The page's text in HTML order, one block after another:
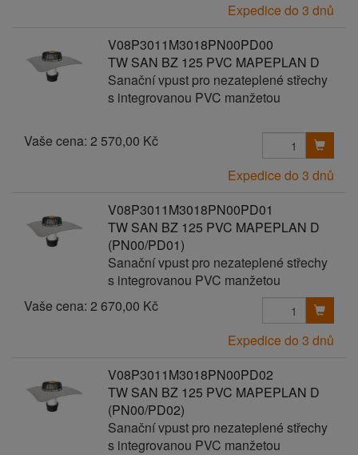
Expedice do 3 dnů
V08P3011M3018PN00PD00
TW SAN BZ 125 PVC MAPEPLAN D
Sanační vpust pro nezateplené střechy
s integrovanou PVC manžetou
Vaše cena: 2 570,00 Kč
Expedice do 3 dnů
V08P3011M3018PN00PD01
TW SAN BZ 125 PVC MAPEPLAN D
(PN00/PD01)
Sanační vpust pro nezateplené střechy
s integrovanou PVC manžetou
Vaše cena: 2 670,00 Kč
Expedice do 3 dnů
V08P3011M3018PN00PD02
TW SAN BZ 125 PVC MAPEPLAN D
(PN00/PD02)
Sanační vpust pro nezateplené střechy
s integrovanou PVC manžetou